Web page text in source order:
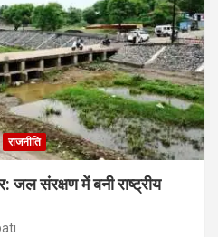
राजनीति
जल संरक्षण में बनी राष्ट्रीय